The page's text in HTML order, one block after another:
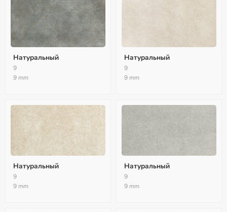
Натуральный
9
9 mm
Натуральный
9
9 mm
Натуральный
9
9 mm
Натуральный
9
9 mm